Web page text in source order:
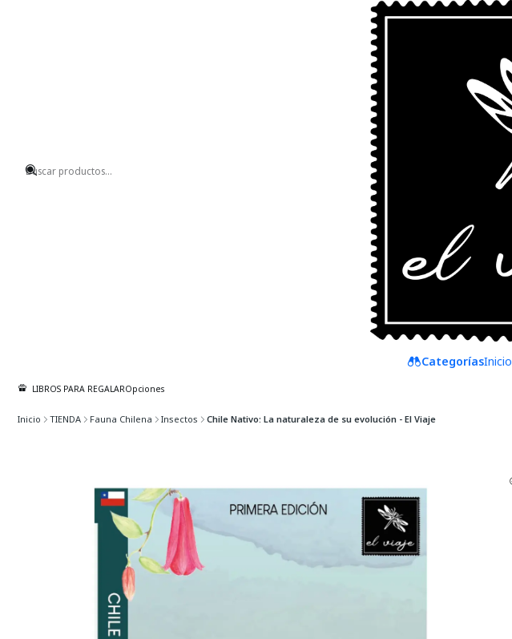
CategoríasInicio
LIBROS PARA REGALAROpciones
Inicio TIENDA Fauna Chilena Insectos Chile Nativo: La naturaleza de su evolución - El Viaje